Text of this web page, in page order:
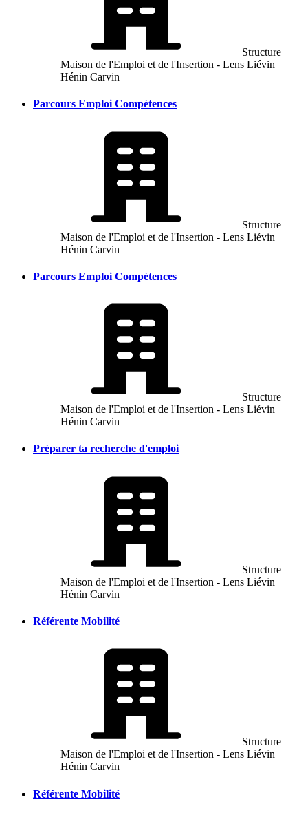
Structure
Maison de l'Emploi et de l'Insertion - Lens Liévin
Hénin Carvin
Parcours Emploi Compétences
Structure
Maison de l'Emploi et de l'Insertion - Lens Liévin
Hénin Carvin
Parcours Emploi Compétences
Structure
Maison de l'Emploi et de l'Insertion - Lens Liévin
Hénin Carvin
Préparer ta recherche d'emploi
Structure
Maison de l'Emploi et de l'Insertion - Lens Liévin
Hénin Carvin
Référente Mobilité
Structure
Maison de l'Emploi et de l'Insertion - Lens Liévin
Hénin Carvin
Référente Mobilité